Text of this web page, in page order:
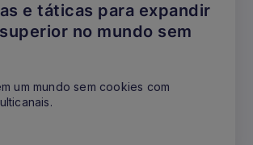
e táticas para expandir
no mundo sem
um mundo sem cookies com